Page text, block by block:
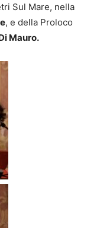
Sul Mare, nella
, e della Proloco
Mauro.